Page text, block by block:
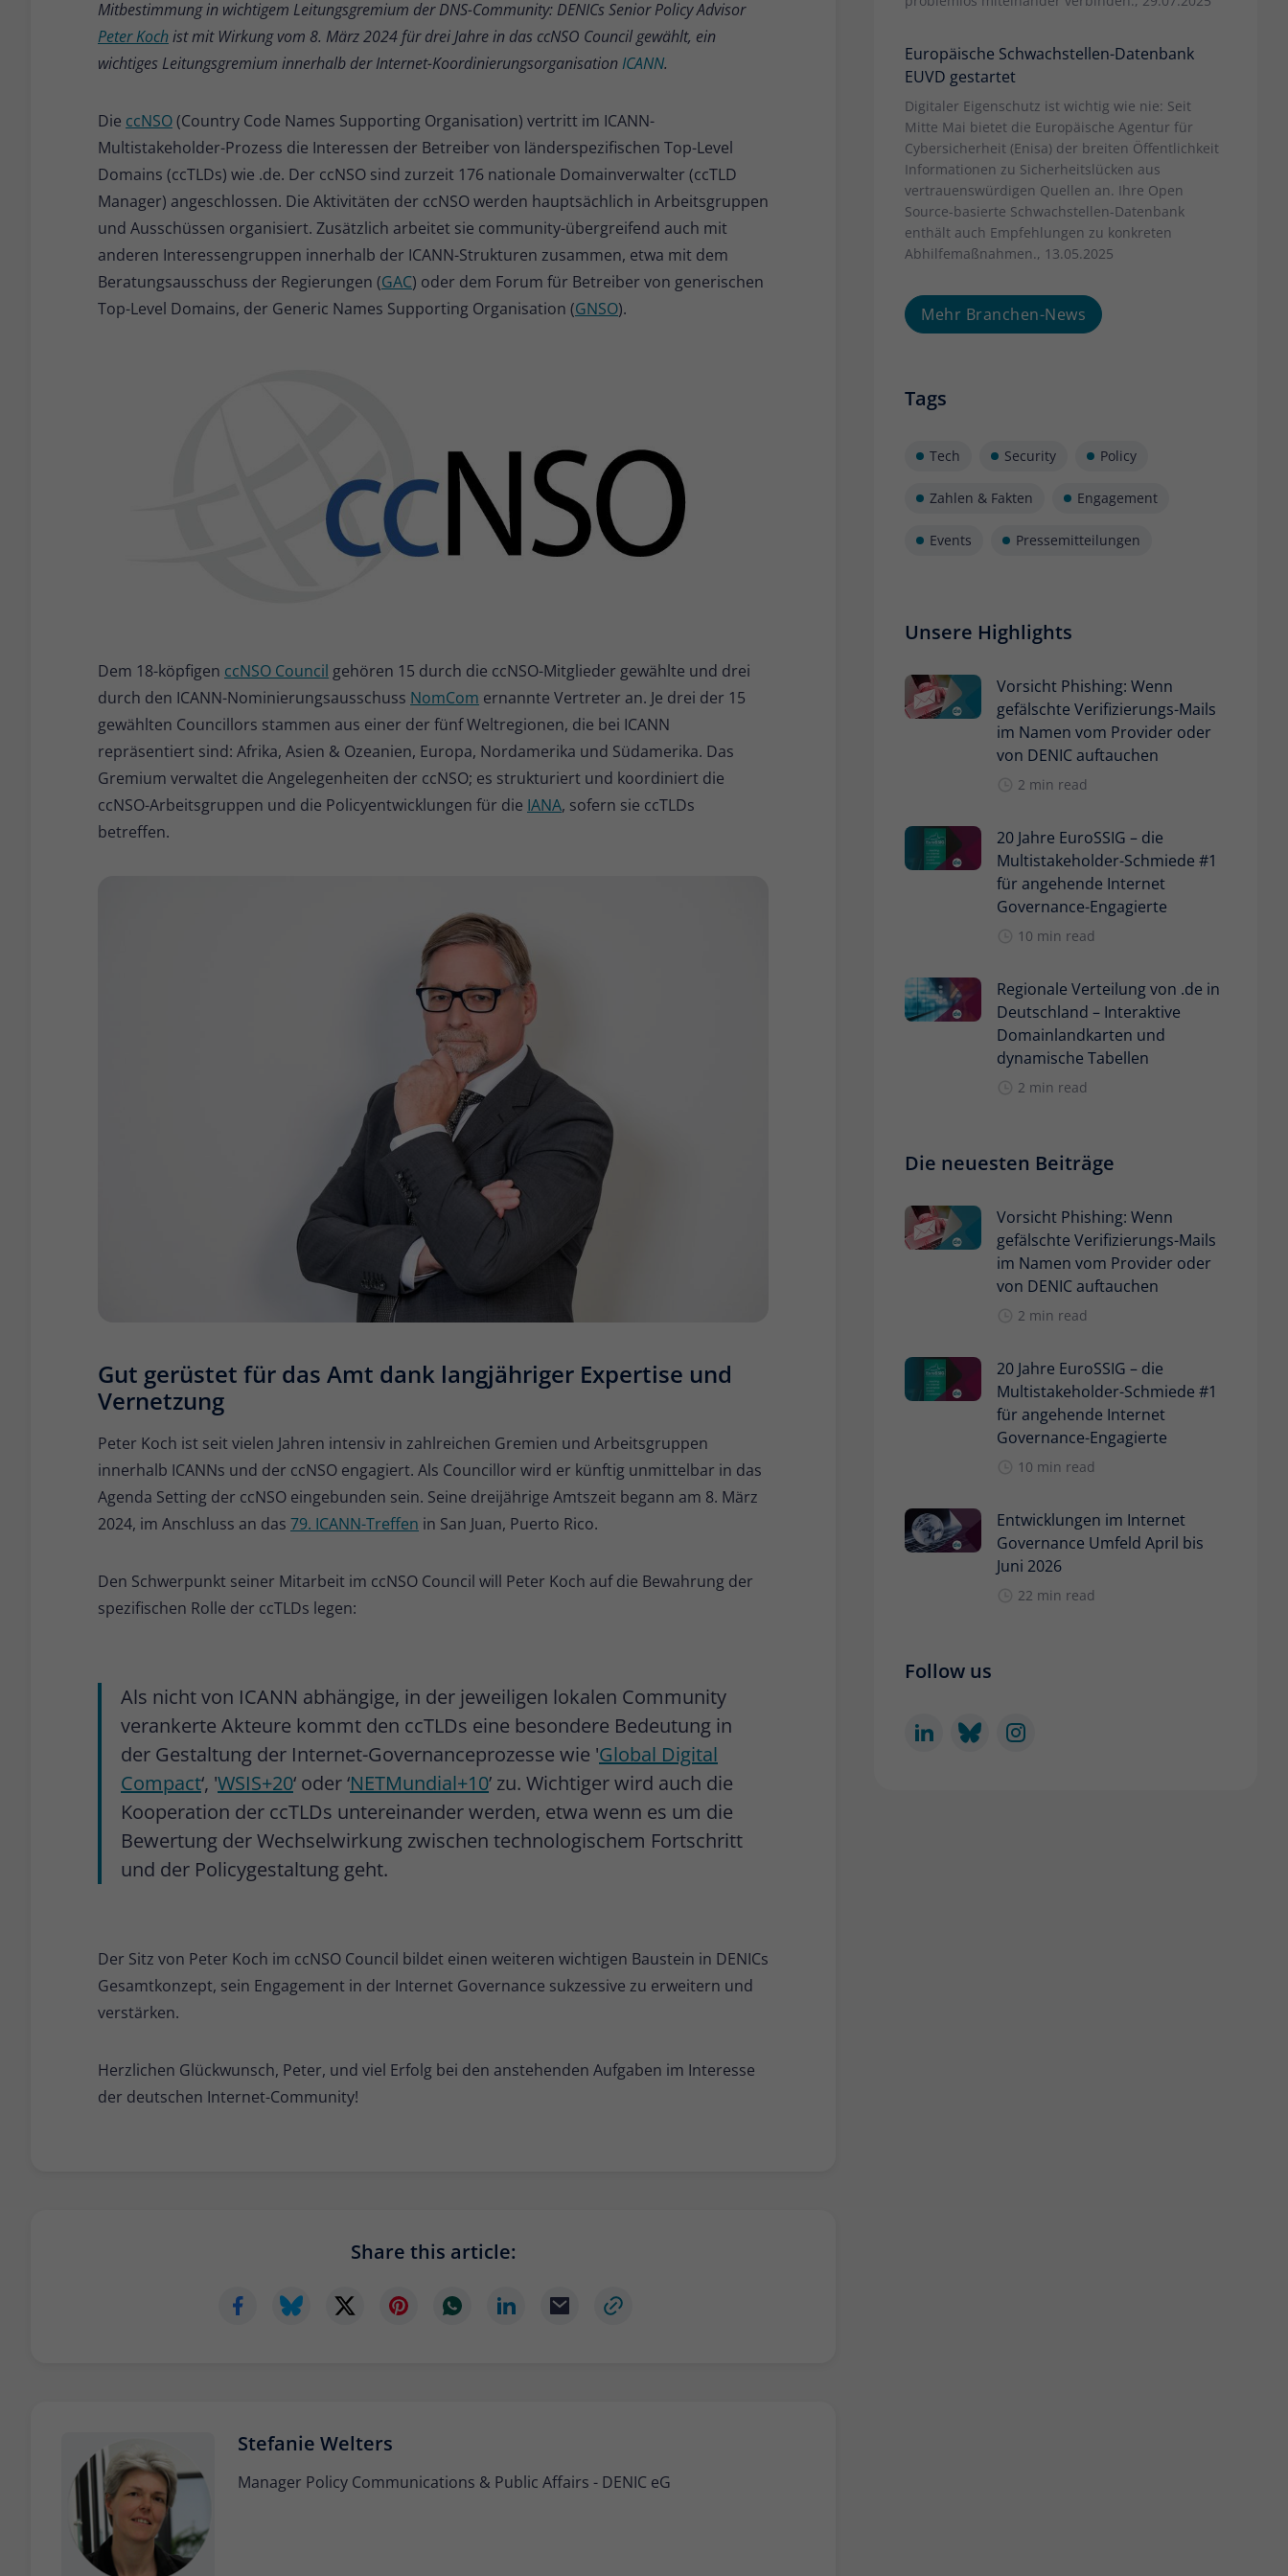
Mitbestimmung in wichtigem Leitungsgremium der DNS-Community: DENICs Senior Policy Advisor
Peter Kochist mit Wirkung vom 8. März 2024 für drei Jahre in das ccNSO Council gewählt, ein
wichtiges Leitungsgremium innerhalb der Internet-KoordinierungsorganisationICANN.
Die ccNSO(Country Code Names Supporting Organisation) vertritt im ICANN-
Multistakeholder-Prozess die Interessen der Betreiber von länderspezifischen Top-Level
Domains (ccTLDs) wie .de. Der ccNSO sind zurzeit 176 nationale Domainverwalter (ccTLD
Manager) angeschlossen. Die Aktivitäten der ccNSO werden hauptsächlich in Arbeitsgruppen
und Ausschüssen organisiert. Zusätzlich arbeitet sie community-übergreifend auch mit
anderen Interessengruppen innerhalb der ICANN-Strukturen zusammen, etwa mit dem
Beratungsausschuss der Regierungen (GAC) oder dem Forum für Betreiber von generischen
Top-Level Domains, der Generic Names Supporting Organisation (GNSO).
Dem 18-köpfigen ccNSO Council gehören 15 durch die ccNSO-Mitglieder gewählte und drei
durch den ICANN-Nominierungsausschuss NomCom ernannte Vertreter an. Je drei der 15
gewählten Councillors stammen aus einer der fünf Weltregionen, die bei ICANN
repräsentiert sind: Afrika, Asien & Ozeanien, Europa, Nordamerika und Südamerika. Das
Gremium verwaltet die Angelegenheiten der ccNSO; es strukturiert und koordiniert die
ccNSO-Arbeitsgruppen und die Policyentwicklungen für die IANA, sofern sie ccTLDs
betreffen.
Gut gerüstet für das Amt dank langjähriger Expertise und
Vernetzung
Peter Koch ist seit vielen Jahren intensiv in zahlreichen Gremien und Arbeitsgruppen
innerhalb ICANNs und der ccNSO engagiert. Als Councillor wird er künftig unmittelbar in das
Agenda Setting der ccNSO eingebunden sein. Seine dreijährige Amtszeit begann am 8. März
2024, im Anschluss an das 79. ICANN-Treffen in San Juan, Puerto Rico.
Den Schwerpunkt seiner Mitarbeit im ccNSO Council will Peter Koch auf die Bewahrung der
spezifischen Rolle der ccTLDs legen:
Als nicht von ICANN abhängige, in der jeweiligen lokalen Community
verankerte Akteure kommt den ccTLDs eine besondere Bedeutung in
der Gestaltung der Internet-Governanceprozesse wie 'Global Digital
Compact‘, 'WSIS+20‘ oder ‘NETMundial+10’ zu. Wichtiger wird auch die
Kooperation der ccTLDs untereinander werden, etwa wenn es um die
Bewertung der Wechselwirkung zwischen technologischem Fortschritt
und der Policygestaltung geht.
Der Sitz von Peter Koch im ccNSO Council bildet einen weiteren wichtigen Baustein in DENICs
Gesamtkonzept, sein Engagement in der Internet Governance sukzessive zu erweitern und
verstärken.
Herzlichen Glückwunsch, Peter, und viel Erfolg bei den anstehenden Aufgaben im Interesse
der deutschen Internet-Community!
Share this article:
Stefanie Welters
Manager Policy Communications & Public Affairs - DENIC eG
Europäische Schwachstellen-Datenbank
EUVD gestartet
Digitaler Eigenschutz ist wichtig wie nie: Seit
Mitte Mai bietet die Europäische Agentur für
Cybersicherheit (Enisa) der breiten Öffentlichkeit
Informationen zu Sicherheitslücken aus
vertrauenswürdigen Quellen an. Ihre Open
Source-basierte Schwachstellen-Datenbank
enthält auch Empfehlungen zu konkreten
Abhilfemaßnahmen., 13.05.2025
Mehr Branchen-News
Tags
Tech Security Policy
Zahlen & Fakten Engagement
Events Pressemitteilungen
Unsere Highlights
Vorsicht Phishing: Wenn
gefälschte Verifizierungs-Mails
im Namen vom Provider oder
von DENIC auftauchen
2 min read
20 Jahre EuroSSIG – die
Multistakeholder-Schmiede #1
für angehende Internet
Governance-Engagierte
10 min read
Regionale Verteilung von .de in
Deutschland – Interaktive
Domainlandkarten und
dynamische Tabellen
2 min read
Die neuesten Beiträge
Vorsicht Phishing: Wenn
gefälschte Verifizierungs-Mails
im Namen vom Provider oder
von DENIC auftauchen
2 min read
20 Jahre EuroSSIG – die
Multistakeholder-Schmiede #1
für angehende Internet
Governance-Engagierte
10 min read
Entwicklungen im Internet
Governance Umfeld April bis
Juni 2026
22 min read
Follow us
Name _pk_ses
Anbieter Matomo
Zweck
Kurzlebige Cookies, die zur vorübergehenden
Speicherung von Daten für den Besuch
verwendet werden.
_pk_cvar
Anbieter Matomo
Laufzeit